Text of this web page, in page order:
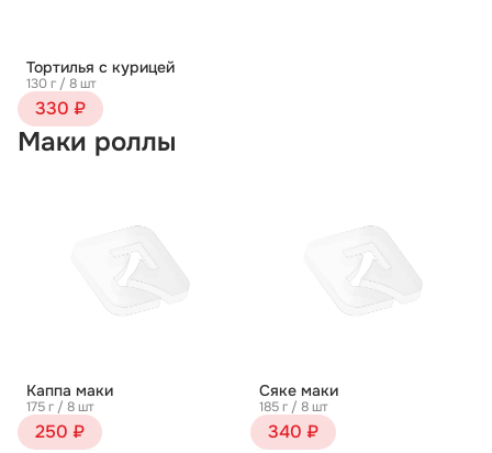
Тортилья с курицей
130 г / 8 шт
330 ₽
Маки роллы
Каппа маки
175 г / 8 шт
250 ₽
Сяке маки
185 г / 8 шт
340 ₽